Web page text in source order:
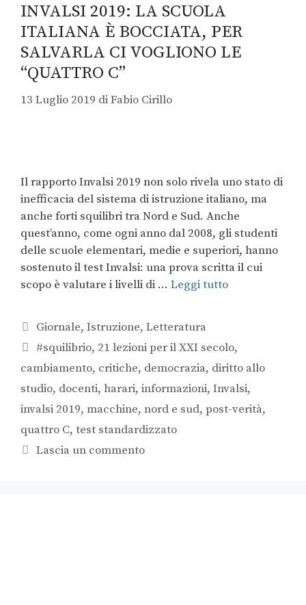
INVALSI 2019: LA SCUOLA
ITALIANA È BOCCIATA, PER
SALVARLA CI VOGLIONO LE
“QUATTRO C”
13 Luglio 2019 diFabio Cirillo
Il rapporto Invalsi 2019 non solo rivela uno stato di
inefficacia del sistema di istruzione italiano, ma
anche forti squilibri tra Nord e Sud. Anche
quest’anno, come ogni anno dal 2008, gli studenti
delle scuole elementari, medie e superiori, hanno
sostenuto il test Invalsi: una prova scritta il cui
scopo è valutare i livelli di … Leggi tutto
Giornale,Istruzione,Letteratura
#squilibrio, 21 lezioni per il XXI secolo,
cambiamento, critiche, democrazia, diritto allo
studio, docenti, harari, informazioni, Invalsi,
invalsi 2019, macchine, nord e sud, post-verità,
quattro C, test standardizzato
Lascia un commento